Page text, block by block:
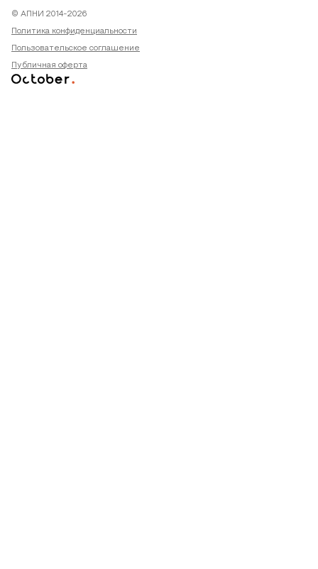
© АПНИ 2014-2026
Политика конфиденциальности
Пользовательское соглашение
Публичная оферта